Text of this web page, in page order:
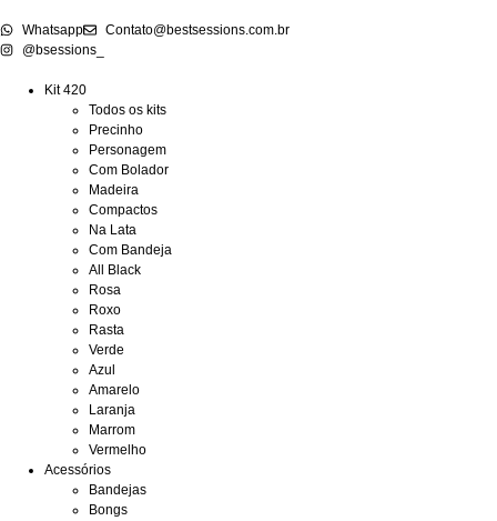
Whatsapp
Contato@bestsessions.com.br
@bsessions_
Kit 420
Todos os kits
Precinho
Personagem
Com Bolador
Madeira
Compactos
Na Lata
Com Bandeja
All Black
Rosa
Roxo
Rasta
Verde
Azul
Amarelo
Laranja
Marrom
Vermelho
Acessórios
Bandejas
Bongs